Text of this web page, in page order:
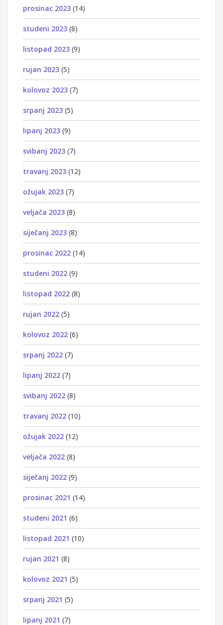
prosinac 2023 (14)
studeni 2023 (8)
listopad 2023 (9)
rujan 2023 (5)
kolovoz 2023 (7)
srpanj 2023 (5)
lipanj 2023 (9)
svibanj 2023 (7)
travanj 2023 (12)
ožujak 2023 (7)
veljača 2023 (8)
siječanj 2023 (8)
prosinac 2022 (14)
studeni 2022 (9)
listopad 2022 (8)
rujan 2022 (5)
kolovoz 2022 (6)
srpanj 2022 (7)
lipanj 2022 (7)
svibanj 2022 (8)
travanj 2022 (10)
ožujak 2022 (12)
veljača 2022 (8)
siječanj 2022 (9)
prosinac 2021 (14)
studeni 2021 (6)
listopad 2021 (10)
rujan 2021 (8)
kolovoz 2021 (5)
srpanj 2021 (5)
lipanj 2021 (7)